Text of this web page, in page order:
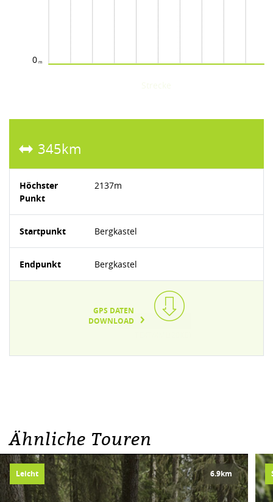
0
345km
Höchster
Punkt
2137m
Startpunkt Bergkastel
Endpunkt Bergkastel
GPS DATEN
DOWNLOAD
Ähnliche Touren
Leicht 6.9km